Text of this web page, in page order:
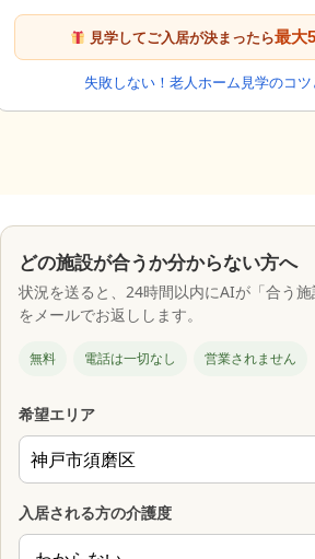
見学してご入居が決まったら最大
失敗しない！老人ホーム見学のコツ
どの施設が合うか分からない方へ
状況を送ると、24時間以内にAIが「合う施
をメールでお返しします。
無料 電話は一切なし 営業されません
希望エリア
入居される方の介護度